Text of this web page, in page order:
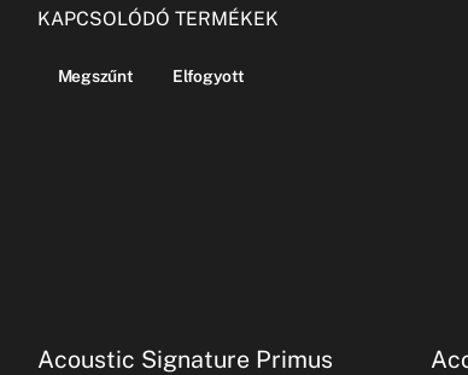
KAPCSOLÓDÓ TERMÉKEK
Megszűnt Elfogyott
Acoustic Signature Primus